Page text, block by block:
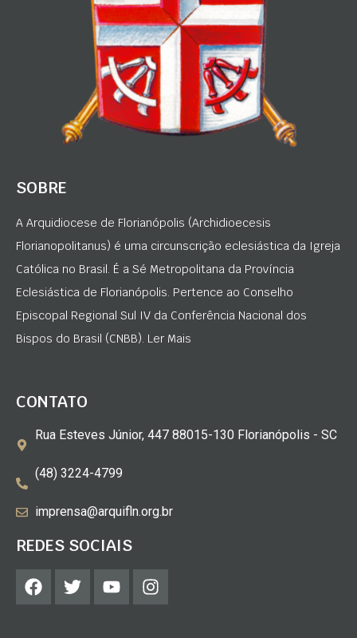
SOBRE
A Arquidiocese de Florianópolis (Archidioecesis
Florianopolitanus) é uma circunscrição eclesiástica da Igreja
Católica no Brasil. É a Sé Metropolitana da Província
Eclesiástica de Florianópolis. Pertence ao Conselho
Episcopal Regional Sul IV da Conferência Nacional dos
Bispos do Brasil (CNBB). Ler Mais
CONTATO
Rua Esteves Júnior, 447 88015-130 Florianópolis - SC
(48) 3224-4799
imprensa@arquifln.org.br
REDES SOCIAIS